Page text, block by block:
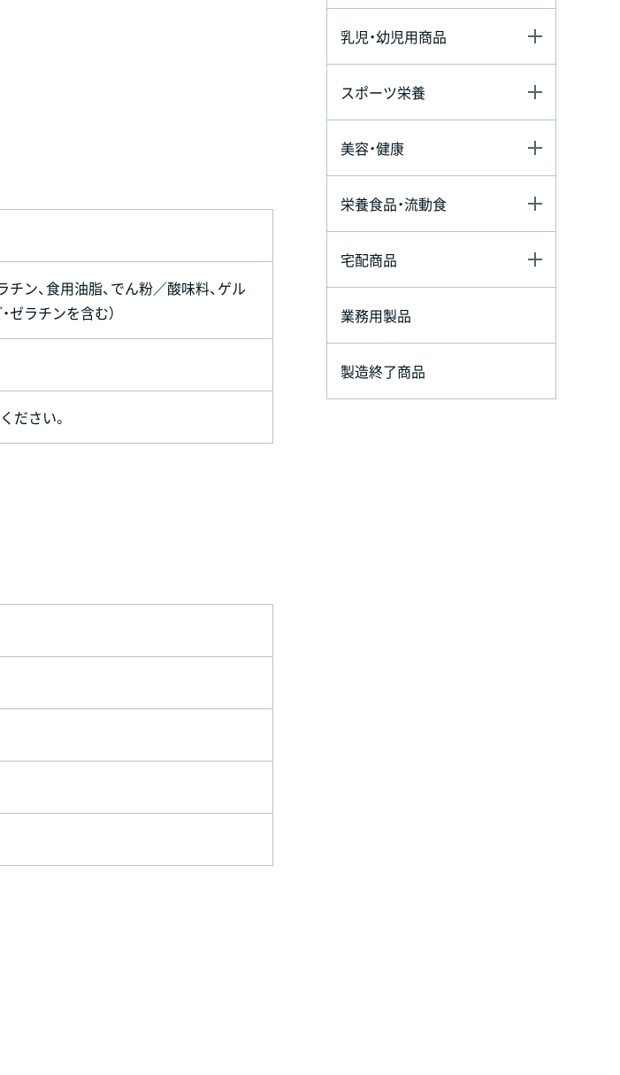
チン、食用油脂、でん粉／酸味料、ゲル
ゼラチンを含む）
ださい。
乳児・幼児用商品
スポーツ栄養
美容・健康
栄養食品・流動食
宅配商品
業務用製品
製造終了商品